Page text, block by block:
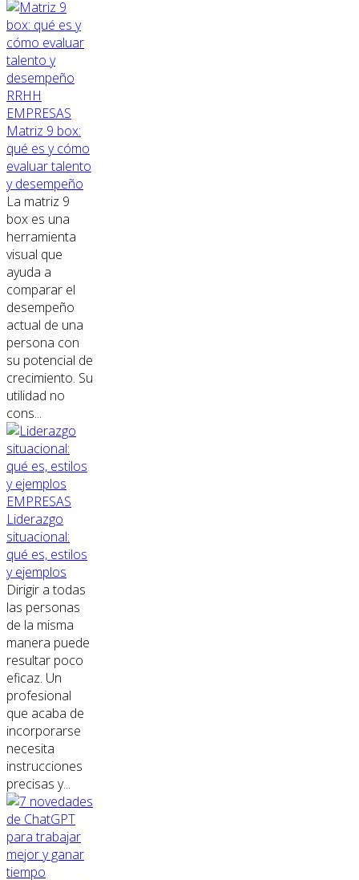
RRHH
EMPRESAS
Matriz 9 box:
qué es y cómo
evaluar talento
y desempeño
La matriz 9
box es una
herramienta
visual que
ayuda a
comparar el
desempeño
actual de una
persona con
su potencial de
crecimiento. Su
utilidad no
cons...
EMPRESAS
Liderazgo
situacional:
qué es, estilos
y ejemplos
Dirigir a todas
las personas
de la misma
manera puede
resultar poco
eficaz. Un
profesional
que acaba de
incorporarse
necesita
instrucciones
precisas y...